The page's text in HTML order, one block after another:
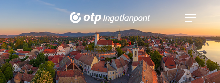
Navigáció
kinyitása